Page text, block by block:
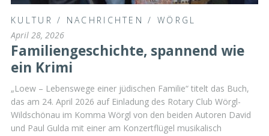
KULTUR / NACHRICHTEN /WÖRGL
April 28, 2026
Familiengeschichte, spannend wie
ein Krimi
„Loew – Lebenswege einer jüdischen Familie“ titelt das Buch,
das am 24. April 2026 auf Einladung des Rotary Club Wörgl-
Wildschönau im Komma Wörgl von den beiden Autoren David
und Paul Gulda mit einer am Konzertflügel musikalisch